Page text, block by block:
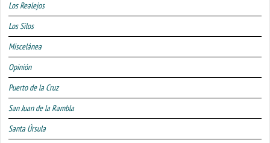
Los Realejos
Los Silos
Miscelánea
Opinión
Puerto de la Cruz
San Juan de la Rambla
Santa Úrsula